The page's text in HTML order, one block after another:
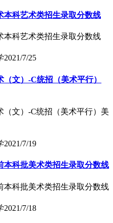
本科艺术类招生录取分数线
本科艺术类招生录取分数线
2021/7/25
文）-C统招（美术平行）
（文）-C统招（美术平行）美
2021/7/19
本科批美术类招生录取分数线
本科批美术类招生录取分数线
2021/7/18